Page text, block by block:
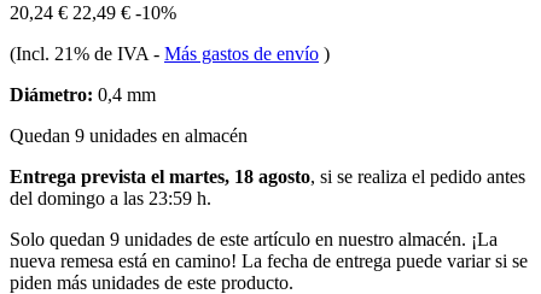
20,24 € 22,49 € -10%
(Incl. 21% de IVA - Más gastos de envío )
Diámetro: 0,4 mm
Quedan 9 unidades en almacén
Entrega prevista el martes, 18 agosto, si se realiza el pedido antes
del domingo a las 23:59 h.
Solo quedan 9 unidades de este artículo en nuestro almacén. ¡La
nueva remesa está en camino! La fecha de entrega puede variar si se
piden más unidades de este producto.